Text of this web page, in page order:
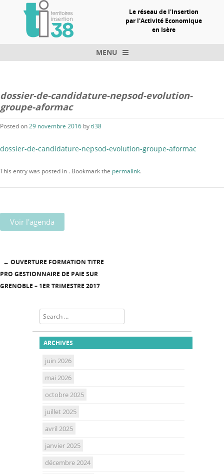
Le réseau de l'Insertion
par l'Activité Economique
en Isère
MENU
dossier-de-candidature-nepsod-evolution-
groupe-aformac
Posted on29 novembre 2016 byti38
dossier-de-candidature-nepsod-evolution-groupe-aformac
This entry was posted in . Bookmark the permalink.
Voir l'agenda
Post navigation
← OUVERTURE FORMATION TITRE
PRO GESTIONNAIRE DE PAIE SUR
GRENOBLE – 1ER TRIMESTRE 2017
Search
ARCHIVES
juin 2026
mai 2026
octobre 2025
juillet 2025
avril 2025
janvier 2025
décembre 2024